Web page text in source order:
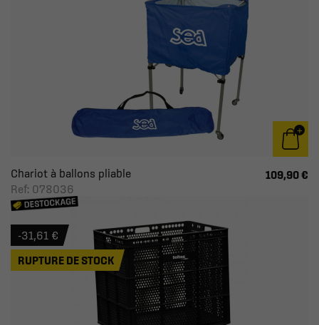
Chariot à ballons pliable
Ref: 078036
109,90 €
-31,61 €
RUPTURE DE STOCK